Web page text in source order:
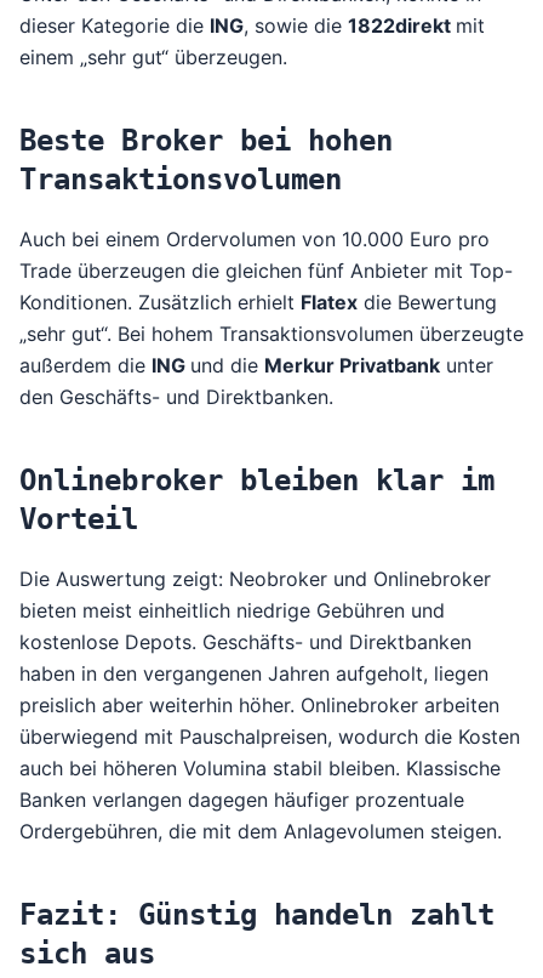
dieser Kategorie die ING, sowie die 1822direkt mit
einem „sehr gut“ überzeugen.
Beste Broker bei hohen
Transaktionsvolumen
Auch bei einem Ordervolumen von 10.000 Euro pro
Trade überzeugen die gleichen fünf Anbieter mit Top-
Konditionen. Zusätzlich erhielt Flatex die Bewertung
„sehr gut“. Bei hohem Transaktionsvolumen überzeugte
außerdem die ING und die Merkur Privatbank unter
den Geschäfts- und Direktbanken.
Onlinebroker bleiben klar im
Vorteil
Die Auswertung zeigt: Neobroker und Onlinebroker
bieten meist einheitlich niedrige Gebühren und
kostenlose Depots. Geschäfts- und Direktbanken
haben in den vergangenen Jahren aufgeholt, liegen
preislich aber weiterhin höher. Onlinebroker arbeiten
überwiegend mit Pauschalpreisen, wodurch die Kosten
auch bei höheren Volumina stabil bleiben. Klassische
Banken verlangen dagegen häufiger prozentuale
Ordergebühren, die mit dem Anlagevolumen steigen.
Fazit: Günstig handeln zahlt
sich aus